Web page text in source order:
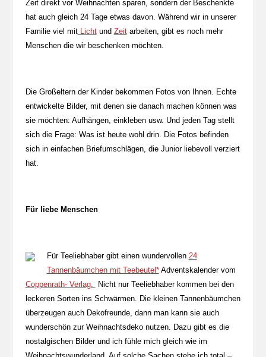
Zeit direkt vor Weihnachten sparen, sondern der Beschenkte
hat auch gleich 24 Tage etwas davon. Während wir in unserer
Familie viel mitLichtund Zeitarbeiten, gibt es noch mehr
Menschen die wir beschenken möchten.
Die Großeltern der Kinder bekommen Fotos von Ihnen. Echte
entwickelte Bilder, mit denen sie danach machen können was
sie möchten: Aufhängen, einkleben usw. Und jeden Tag stellt
sich die Frage: Was ist heute wohl drin. Die Fotos befinden
sich in einfachen Briefumschlägen, die Junior liebevoll verziert
hat.
Für liebe Menschen
Für Teeliebhaber gibt einen wundervollen 24
Tannenbäumchen mit Teebeutel*Adventskalender vom
Coppenrath- Verlag.
Nicht nur Teeliebhaber kommen bei den
leckeren Sorten ins Schwärmen. Die kleinen Tannenbäumchen
überzeugen auch Dekofreunde, dann man kann sie auch
wunderschön zur Weihnachtsdeko nutzen. Dazu gibt es die
nostalgischen Bilder und ich fühle mich gleich wie im